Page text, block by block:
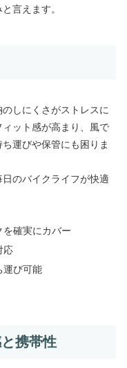
言えます。
しにくさがストレスに
ット感が高まり、風で
運びや保管にも困りま
のバイクライフが快適
確実にカバー
応
運び可能
携帯性